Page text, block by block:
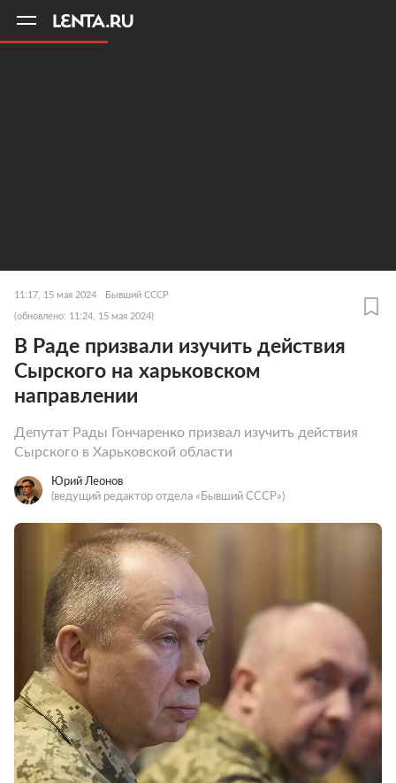
11:17, 15 мая 2024 Бывший СССР
(обновлено: 11:24, 15 мая 2024)
В Раде призвали изучить действия
Сырского на харьковском
направлении
Депутат Рады Гончаренко призвал изучить действия
Сырского в Харьковской области
Юрий Леонов
(ведущий редактор отдела «Бывший СССР»)